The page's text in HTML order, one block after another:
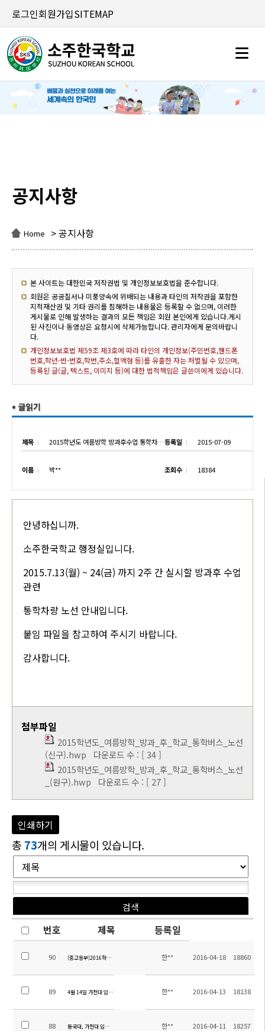
로그인회원가입SITEMAP
공지사항
Home > 공지사항
본 사이트는 대한민국 저작권법 및 개인정보보호법을 준수합니다.
회원은 공공질서나 미풍양속에 위배되는 내용과 타인의 저작권을 포함한
지적재산권 및 기타 권리를 침해하는 내용물은 등록할 수 없으며, 이러한
게시물로 인해 발생하는 결과의 모든 책임은 회원 본인에게 있습니다.게시
된 사진이나 동영상은 요청시에 삭제가능합니다. 관리자에게 문의바랍니
다.
개인정보보호법 제59조 제3호에 따라 타인의 개인정보(주민번호,핸드폰
번호,학년-반-번호,학번,주소,혈액형 등)를 유출한 자는 처벌될 수 있으며,
등록된 글(글, 텍스트, 이미지 등)에 대한 법적책임은 글쓴이에게 있습니다.
제목 2015학년도 여름방학 방과후수업 통학차량 안내등록일 2015-07-09
이름 박** 조회수 18384
안녕하십니까.
소주한국학교 행정실입니다.
2015.7.13(월) ~ 24(금) 까지 2주 간 실시할 방과후 수업
관련
통학차량 노선 안내입니다.
붙임 파일을 참고하여 주시기 바랍니다.
감사합니다.
첨부파일
2015학년도_여름방학_방과_후_학교_통학버스_노선
(신구).hwp 다운로드 수 : [ 34 ]
2015학년도_여름방학_방과_후_학교_통학버스_노선
_(원구).hwp 다운로드 수 : [ 27 ]
인쇄하기
총 73개의 게시물이 있습니다.
번호 제목 등록일
90 (중고등부)2016학년도 1학기 학업성적평가계획한** 2016-04-18 18860
89 4월 14일 가천대 입학 설명회 차량 운행 안내 한** 2016-04-13 18138
88 동국대, 가천대 입학 설명회 안내 한** 2016-04-11 18257